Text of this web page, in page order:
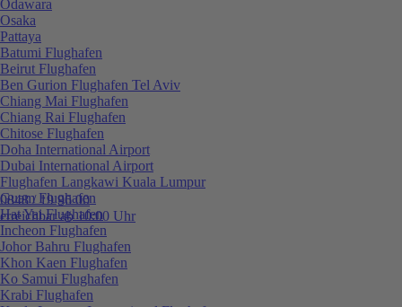
0848 / 19 96 00
erreichbar ab 10:00 Uhr
Odawara
Osaka
Pattaya
Batumi Flughafen
Beirut Flughafen
Ben Gurion Flughafen Tel Aviv
Chiang Mai Flughafen
Chiang Rai Flughafen
Chitose Flughafen
Doha International Airport
Dubai International Airport
Flughafen Langkawi Kuala Lumpur
Guam Flughafen
Hat Yai Flughafen
Incheon Flughafen
Johor Bahru Flughafen
Khon Kaen Flughafen
Ko Samui Flughafen
Krabi Flughafen